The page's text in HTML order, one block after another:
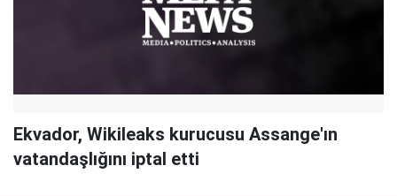
Ekvador, Wikileaks kurucusu Assange'ın
vatandaşlığını iptal etti